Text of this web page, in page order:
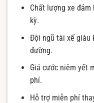
Chất lượng xe
kỳ.
Đội ngũ tài xế giàu
đường.
Giá cước niêm yết
phí.
Hỗ trợ miễn phí